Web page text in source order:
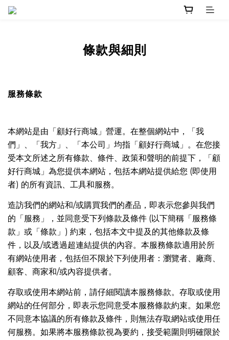
條款與細則
服務條款
本網站是由「顧好行商城」營運。在整個網站中，「我
們」、「我方」、「本公司」均指「顧好行商城」。在您接
受本文所述之所有條款、條件、政策和聲明的前提下，「顧
好行商城」為您提供本網站，包括本網站提供給您 (即使用
者) 的所有資訊、工具和服務。
造訪我們的網站和/或購買我們的產品，即表示您參與我們
的「服務」，並同意受下列條款及條件 (以下簡稱「服務條
款」或「條款」) 約束，包括本文中提及的其他條款及條
件，以及/或透過超連結提供的內容。本服務條款適用於所
有網站使用者，包括但不限於下列使用者：瀏覽者、廠商、
顧客、商家和/或內容提供者。
存取或使用本網站前，請仔細閱讀本服務條款。存取或使用
網站的任何部分，即表示您同意受本服務條款約束。如果您
不同意本協議的所有條款及條件，則無法存取網站或使用任
何服務。如果將本服務條款視為要約，接受範圍則明確限於